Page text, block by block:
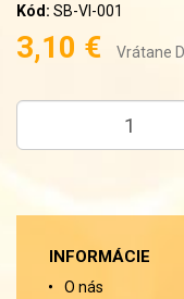
Kód: SB-VI-001
3,10 € Vrátane
INFORMÁCIE
O nás